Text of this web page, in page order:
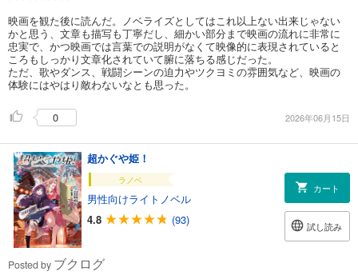
映画を観た後に読んだ。ノベライズとしてはこれ以上ない出来じゃない
かと思う、文章も描写も丁寧だし、細かい部分まで映画の流れに非常に
忠実で、かつ映画では言葉での説明がなくて映像的に表現されていると
ころもしっかり文章化されていて腑に落ちる感じだった。
ただ、歌やダンス、戦闘シーンの迫力やツクヨミの雰囲気など、映画の
体験にはやはり敵わないなとも思った。
0 2026年06月15日
超かぐや姫！
ラノベ
男性向けライトノベル
4.8
(93)
カート
試し読み
Posted by ブクログ